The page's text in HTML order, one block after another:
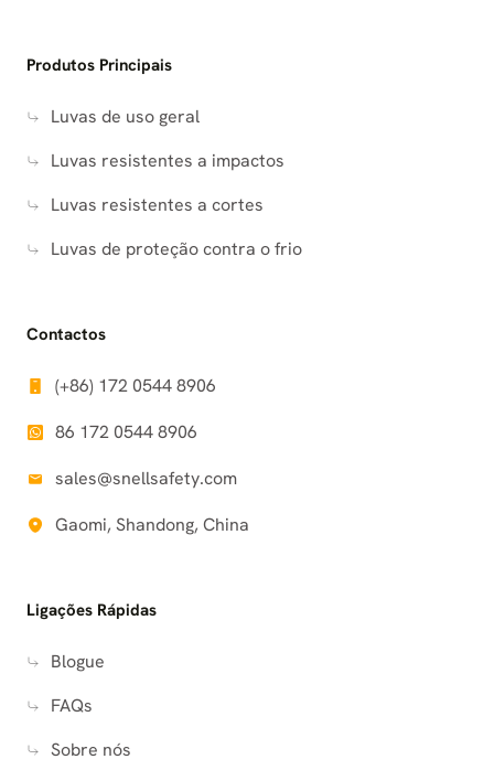
Produtos Principais
Luvas de uso geral
Luvas resistentes a impactos
Luvas resistentes a cortes
Luvas de proteção contra o frio
Contactos
(+86) 172 0544 8906
86 172 0544 8906
sales@snellsafety.com
Gaomi, Shandong, China
Ligações Rápidas
Blogue
FAQs
Sobre nós